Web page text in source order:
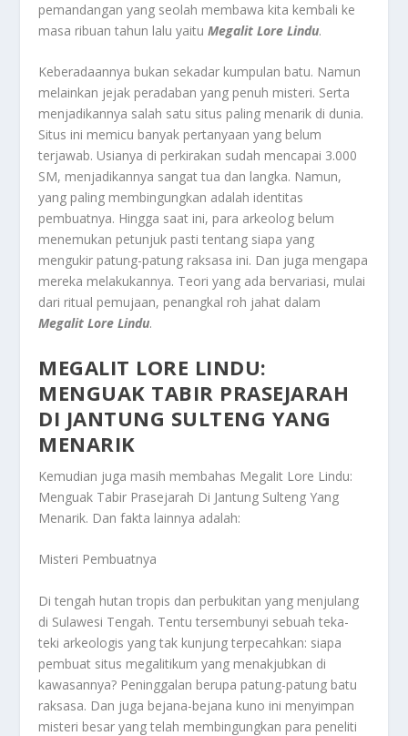
pemandangan yang seolah membawa kita kembali ke
masa ribuan tahun lalu yaituMegalit Lore Lindu.
Keberadaannya bukan sekadar kumpulan batu. Namun
melainkan jejak peradaban yang penuh misteri. Serta
menjadikannya salah satu situs paling menarik di dunia.
Situs ini memicu banyak pertanyaan yang belum
terjawab. Usianya di perkirakan sudah mencapai 3.000
SM, menjadikannya sangat tua dan langka. Namun,
yang paling membingungkan adalah identitas
pembuatnya. Hingga saat ini, para arkeolog belum
menemukan petunjuk pasti tentang siapa yang
mengukir patung-patung raksasa ini. Dan juga mengapa
mereka melakukannya. Teori yang ada bervariasi, mulai
dari ritual pemujaan, penangkal roh jahat dalam
Megalit Lore Lindu.
MEGALIT LORE LINDU:
MENGUAK TABIR PRASEJARAH
DI JANTUNG SULTENG YANG
MENARIK
Kemudian juga masih membahas Megalit Lore Lindu:
Menguak Tabir Prasejarah Di Jantung Sulteng Yang
Menarik. Dan fakta lainnya adalah:
Misteri Pembuatnya
Di tengah hutan tropis dan perbukitan yang menjulang
di Sulawesi Tengah. Tentu tersembunyi sebuah teka-
teki arkeologis yang tak kunjung terpecahkan: siapa
pembuat situs megalitikum yang menakjubkan di
kawasannya? Peninggalan berupa patung-patung batu
raksasa. Dan juga bejana-bejana kuno ini menyimpan
misteri besar yang telah membingungkan para peneliti